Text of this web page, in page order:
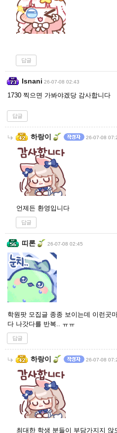
답글
Isnani 26-07-08 02:43
1730 찍으면 가봐야겠당 감사합니다
답글
하랑이 26-07-08
언제든 환영입니다
답글
띠론 26-07-08 02:45
학원팟 모집글 종종 보이는데 이런곳
다 나갓다를 반복.. ㅠㅠ
답글
하랑이 26-07-08
최대한 학생 분들이 부담가지지